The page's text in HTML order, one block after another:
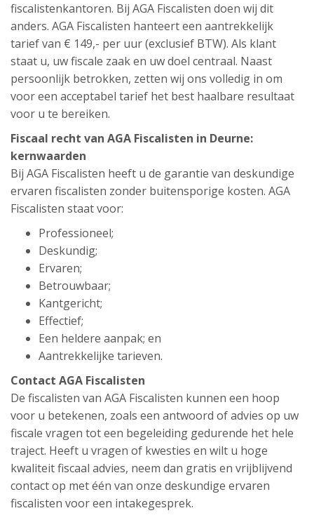
fiscalistenkantoren. Bij AGA Fiscalisten doen wij dit
anders. AGA Fiscalisten hanteert een aantrekkelijk
tarief van € 149,- per uur (exclusief BTW). Als klant
staat u, uw fiscale zaak en uw doel centraal. Naast
persoonlijk betrokken, zetten wij ons volledig in om
voor een acceptabel tarief het best haalbare resultaat
voor u te bereiken.
Fiscaal recht van AGA Fiscalisten in Deurne:
kernwaarden
Bij AGA Fiscalisten heeft u de garantie van deskundige
ervaren fiscalisten zonder buitensporige kosten. AGA
Fiscalisten staat voor:
Professioneel;
Deskundig;
Ervaren;
Betrouwbaar;
Kantgericht;
Effectief;
Een heldere aanpak; en
Aantrekkelijke tarieven.
Contact AGA Fiscalisten
De fiscalisten van AGA Fiscalisten kunnen een hoop
voor u betekenen, zoals een antwoord of advies op uw
fiscale vragen tot een begeleiding gedurende het hele
traject. Heeft u vragen of kwesties en wilt u hoge
kwaliteit fiscaal advies, neem dan gratis en vrijblijvend
contact op met één van onze deskundige ervaren
fiscalisten voor een intakegesprek.